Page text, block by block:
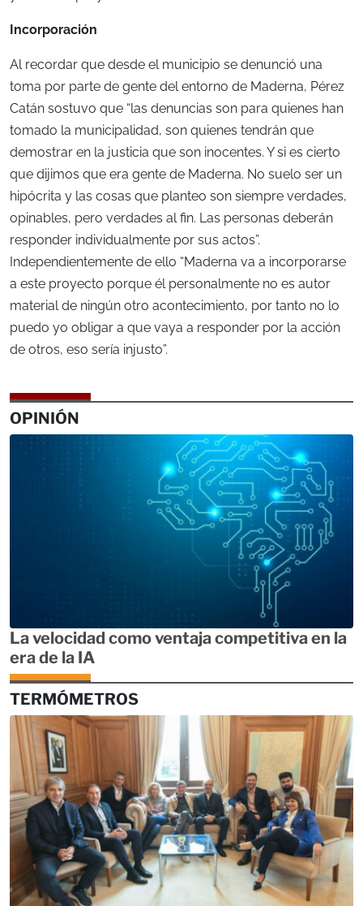
Incorporación
Al recordar que desde el municipio se denunció una
toma por parte de gente del entorno de Maderna, Pérez
Catán sostuvo que “las denuncias son para quienes han
tomado la municipalidad, son quienes tendrán que
demostrar en la justicia que son inocentes. Y si es cierto
que dijimos que era gente de Maderna. No suelo ser un
hipócrita y las cosas que planteo son siempre verdades,
opinables, pero verdades al fin. Las personas deberán
responder individualmente por sus actos”.
Independientemente de ello “Maderna va a incorporarse
a este proyecto porque él personalmente no es autor
material de ningún otro acontecimiento, por tanto no lo
puedo yo obligar a que vaya a responder por la acción
de otros, eso sería injusto”.
OPINIÓN
La velocidad como ventaja competitiva en la
era de la IA
TERMÓMETROS